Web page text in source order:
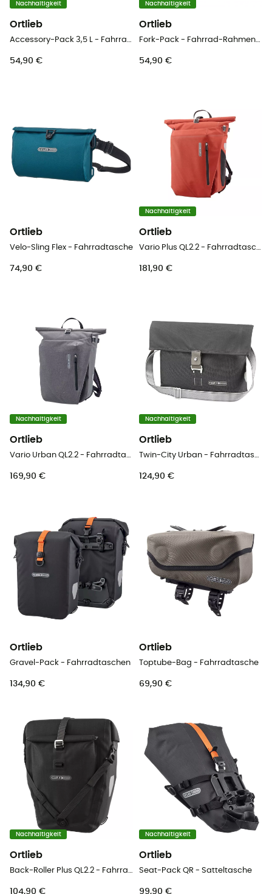
Nachhaltigkeit
Ortlieb
Accessory-Pack 3,5 L - Fahrradtasche
54,90 €
Nachhaltigkeit
Ortlieb
Fork-Pack - Fahrrad-Rahmentasche
54,90 €
Ortlieb
Velo-Sling Flex - Fahrradtasche
74,90 €
Nachhaltigkeit
Ortlieb
Vario Plus QL2.2 - Fahrradtasche
181,90 €
Nachhaltigkeit
Ortlieb
Vario Urban QL2.2 - Fahrradtasche
169,90 €
Nachhaltigkeit
Ortlieb
Twin-City Urban - Fahrradtasche
124,90 €
Ortlieb
Gravel-Pack - Fahrradtaschen
134,90 €
Ortlieb
Toptube-Bag - Fahrradtasche
69,90 €
Nachhaltigkeit
Ortlieb
104,90 €
Nachhaltigkeit
Ortlieb
Seat-Pack QR - Satteltasche
99,90 €